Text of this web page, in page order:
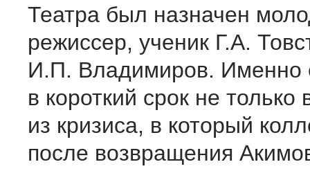
Театра был назначен
режиссер, ученик Г.А.
И.П. Владимиров. Именно
в короткий срок не только
из кризиса, в который
после возвращения